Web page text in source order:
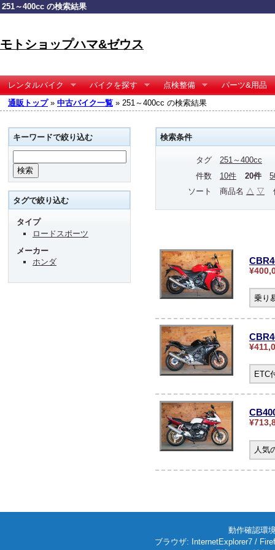
251～400cc の検索結果
モトショップハマ&ゼウス
レンタルバイク バイクを探す 点検整備
パーツ&用品
通販トップ» 中古バイク一覧 » 251～400cc の検索結果
検索条件
タグ
251～400cc
件数
10件 20件
ソート
商品名 △ ▽
乗り
ETC
人気
キーワードで絞り込む
タグで絞り込む
タイプ
ロードスポーツ
メーカー
ホンダ
動作確認環
ブラウザ: InternetExplorer7 /